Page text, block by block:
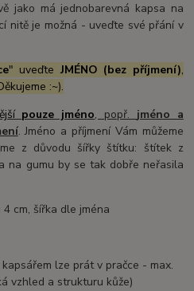
jako má jednobarevná kapsa na
nitě je možná - uveďte své přání v
" uveďte JMÉNO (bez příjmení),
:~).
pouze jméno, popř. jméno a
. Jméno a příjmení Vám můžeme
z důvodu šířky štítku: štítek z
na gumu by se tak dobře neřasila
cm, šířka dle jména
lze prát v pračce - max.
vzhled a strukturu kůže)